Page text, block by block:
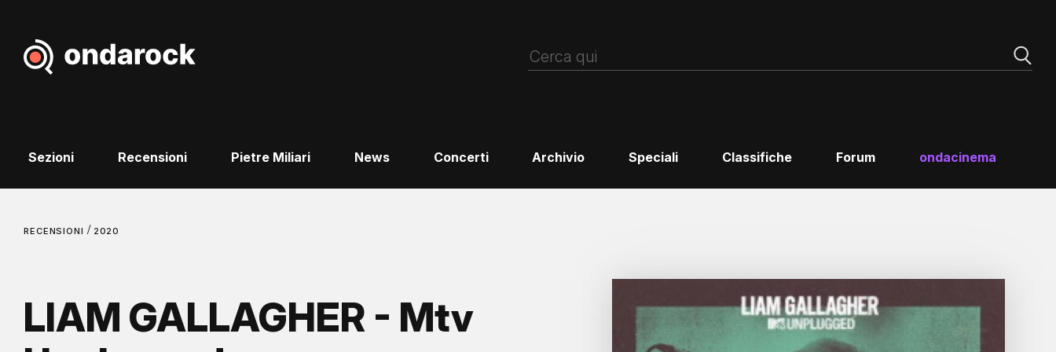
Sezioni Recensioni Pietre Miliari News Concerti Archivio Speciali Classifiche Forum ondacinema
RECENSIONI / 2020
LIAM GALLAGHER - Mtv